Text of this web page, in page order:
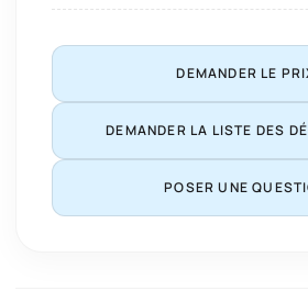
DEMANDER LE
DEMANDER LA LISTE DES
POSER UNE